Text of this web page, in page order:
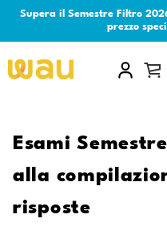
Supera il Semestre Filtro
prezzo
×
Esami
alla
risposte